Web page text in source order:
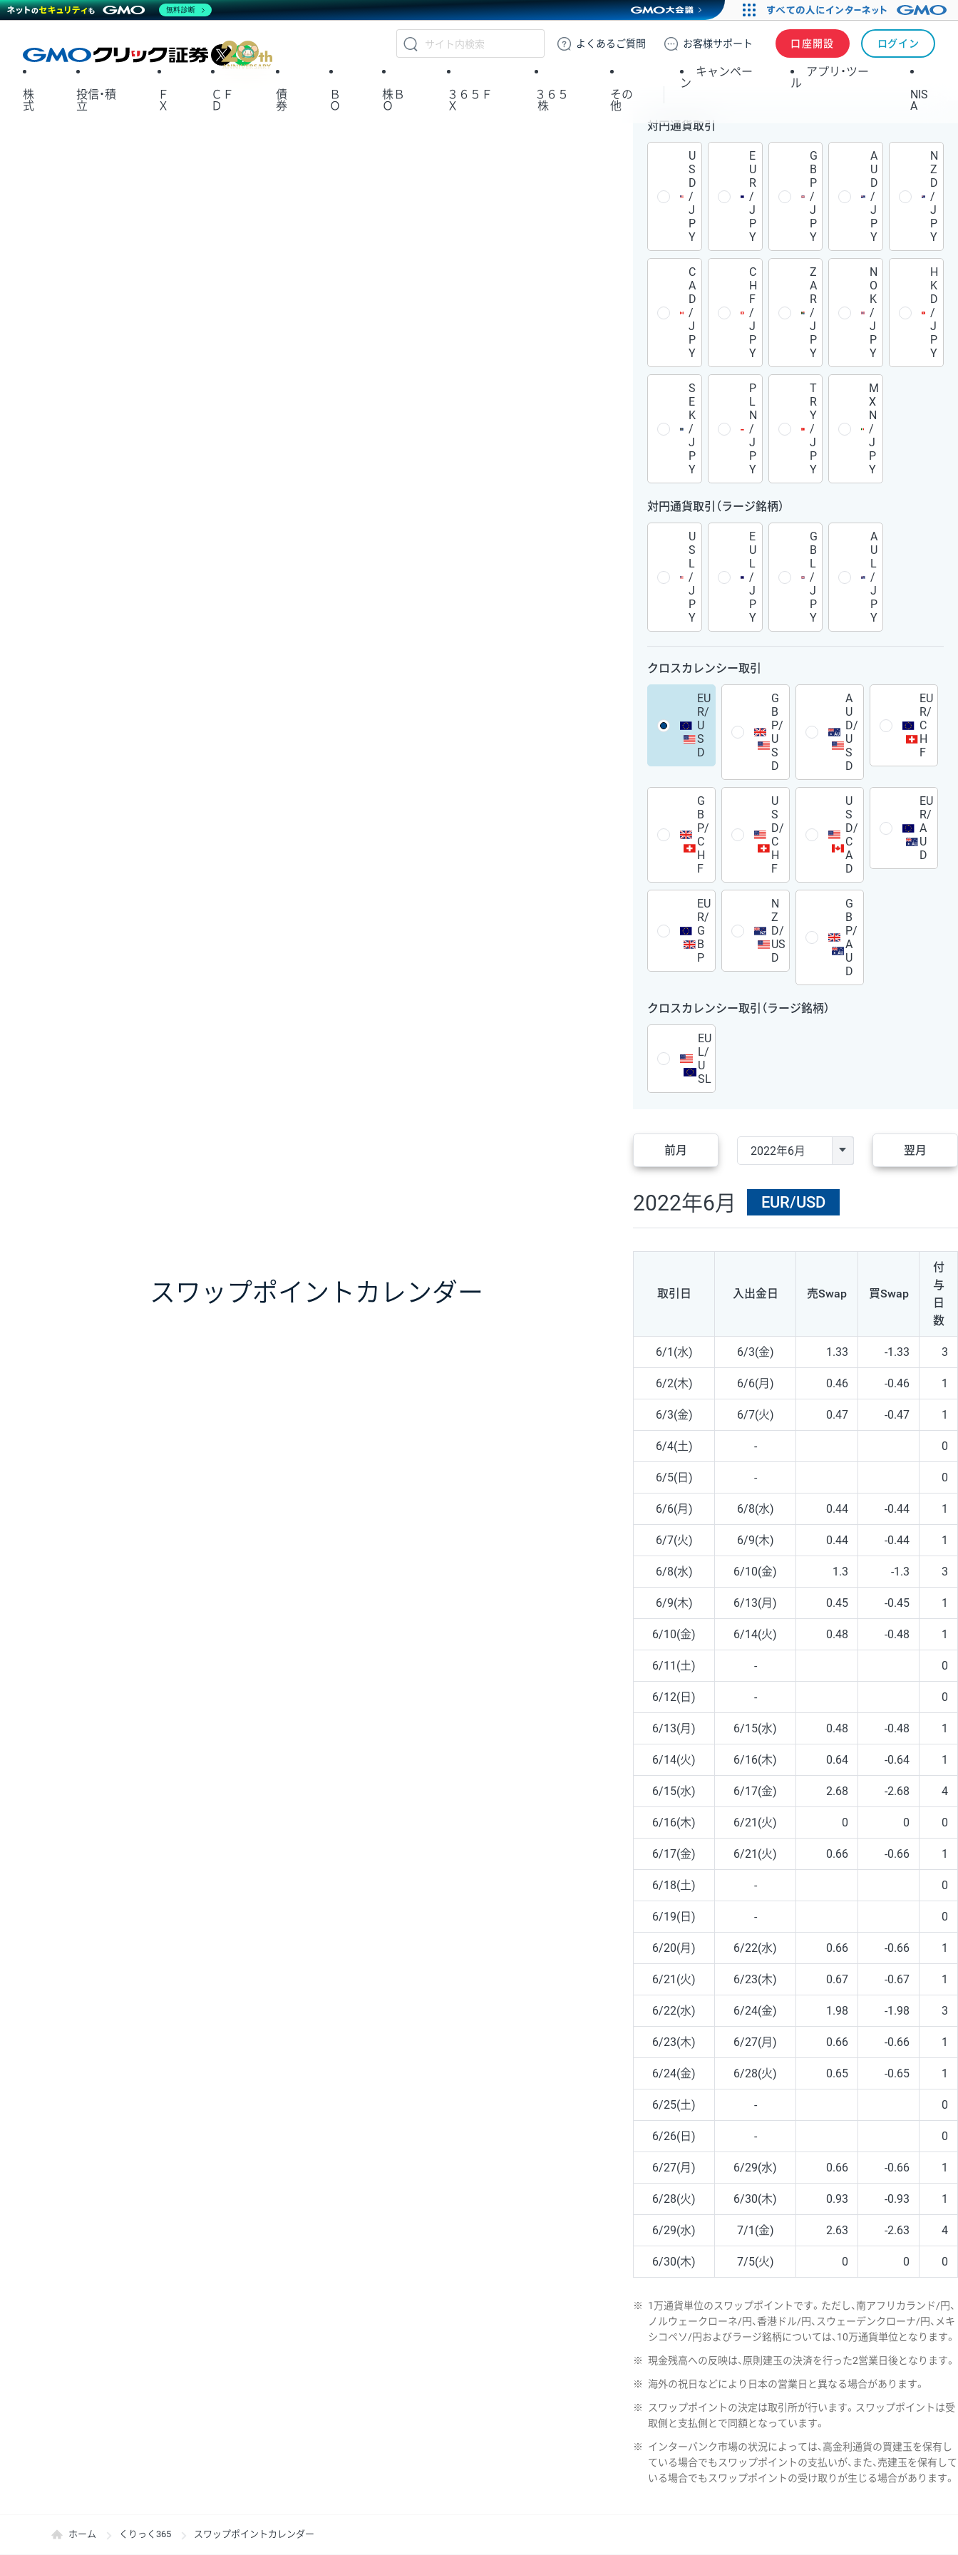
GMOクリック証券
よくある ご質問 お客様サポート 口座開設 ログイン
X
株
式
投信・積
立
Ｆ
Ｘ
ＣＦ
Ｄ
債
券
Ｂ
Ｏ
株Ｂ
Ｏ
３６５Ｆ
Ｘ
３６５
株
その
他
キャンペー
ン
アプリ・ツー
ル
NIS
A
スワップポイント カレンダー
対円通貨取引
U
S
D
/
J
P
Y
E
U
R
/
J
P
Y
G
B
P
/
J
P
Y
A
U
D
/
J
P
Y
N
Z
D
/
J
P
Y
C
A
D
/
J
P
Y
C
H
F
/
J
P
Y
Z
A
R
/
J
P
Y
N
O
K
/
J
P
Y
H
K
D
/
J
P
Y
S
E
K
/
J
P
Y
P
L
N
/
J
P
Y
T
R
Y
/
J
P
Y
M
X
N
/
J
P
Y
対円通貨取引（ラージ銘柄）
U
S
L
/
J
P
Y
E
U
L
/
J
P
Y
G
B
L
/
J
P
Y
A
U
L
/
J
P
Y
クロスカレンシー取引
EU
R/
U
S
D
G
B
P/
U
S
D
A
U
D/
U
S
D
EU
R/
C
H
F
G
B
P/
C
H
F
U
S
D/
C
H
F
U
S
D/
C
A
D
EU
R/
A
U
D
EU
R/
G
B
P
N
Z
D/
US
D
G
B
P/
A
U
D
クロスカレンシー取引（ラージ銘柄）
EU
L/
U
SL
前月 翌月
2022年6月 EUR/USD
取引日 入出金日 売Swap 買Swap
付
与
日
数
6/1(水) 6/3(金) 1.33 -1.33 3
6/2(木) 6/6(月) 0.46 -0.46 1
6/3(金) 6/7(火) 0.47 -0.47 1
6/4(土) - 0
6/5(日) - 0
6/6(月) 6/8(水) 0.44 -0.44 1
6/7(火) 6/9(木) 0.44 -0.44 1
6/8(水) 6/10(金) 1.3 -1.3 3
6/9(木) 6/13(月) 0.45 -0.45 1
6/10(金) 6/14(火) 0.48 -0.48 1
6/11(土) - 0
6/12(日) - 0
6/13(月) 6/15(水) 0.48 -0.48 1
6/14(火) 6/16(木) 0.64 -0.64 1
6/15(水) 6/17(金) 2.68 -2.68 4
6/16(木) 6/21(火) 0 0 0
6/17(金) 6/21(火) 0.66 -0.66 1
6/18(土) - 0
6/19(日) - 0
6/20(月) 6/22(水) 0.66 -0.66 1
6/21(火) 6/23(木) 0.67 -0.67 1
6/22(水) 6/24(金) 1.98 -1.98 3
6/23(木) 6/27(月) 0.66 -0.66 1
6/24(金) 6/28(火) 0.65 -0.65 1
6/25(土) - 0
6/26(日) - 0
6/27(月) 6/29(水) 0.66 -0.66 1
6/28(火) 6/30(木) 0.93 -0.93 1
6/29(水) 7/1(金) 2.63 -2.63 4
6/30(木) 7/5(火) 0 0 0
※
1万通貨単位のスワップポイントです。ただし、南アフリカランド/円、
ノルウェークローネ/円、香港ドル/円、スウェーデンクローナ/円、メキ
シコペソ/円およびラージ銘柄については、10万通貨単位となります。
※ 現金残高への反映は、原則建玉の決済を行った2営業日後となります。
※ 海外の祝日などにより日本の営業日と異なる場合があります。
※
スワップポイントの決定は取引所が行います。スワップポイントは受
取側と支払側とで同額となっています。
※
インターバンク市場の状況によっては、高金利通貨の買建玉を保有し
ている場合でもスワップポイントの支払いが、また、売建玉を保有して
いる場合でもスワップポイントの受け取りが生じる場合があります。
ホーム くりっく365 スワップポイントカレンダー
無料診断